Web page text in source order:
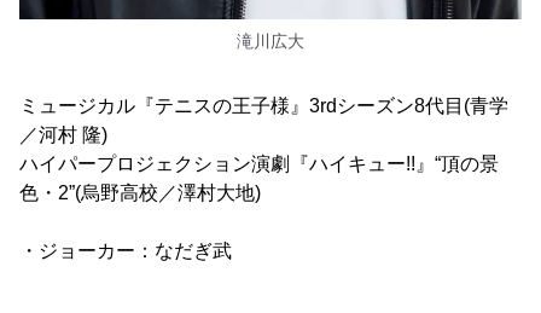
滝川広大
ミュージカル『テニスの王子様』3rdシーズン8代目(青学
／河村 隆)
ハイパープロジェクション演劇『ハイキュー!!』“頂の景
色・2”(烏野高校／澤村大地)
・ジョーカー：なだぎ武